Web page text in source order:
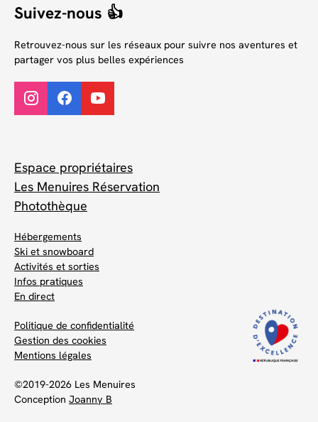
Suivez-nous 👍
Retrouvez-nous sur les réseaux pour suivre nos aventures et
partager vos plus belles expériences
Espace propriétaires
Les Menuires Réservation
Photothèque
Hébergements
Ski et snowboard
Activités et sorties
Infos pratiques
En direct
Politique de confidentialité
Gestion des cookies
Mentions légales
©2019-2026 Les Menuires
Conception Joanny B